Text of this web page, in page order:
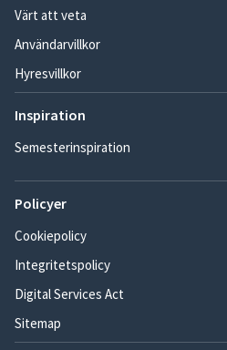
Värt att veta
Användarvillkor
Hyresvillkor
Inspiration
Semesterinspiration
Policyer
Cookiepolicy
Integritetspolicy
Digital Services Act
Sitemap